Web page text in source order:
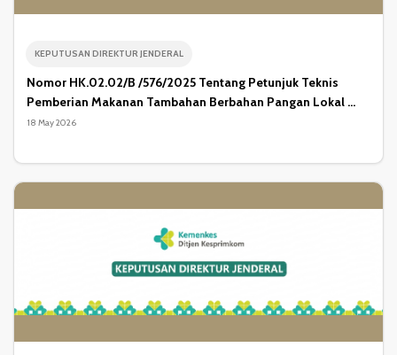
KEPUTUSAN DIREKTUR JENDERAL
Nomor HK.02.02/B /576/2025 Tentang Petunjuk Teknis
Pemberian Makanan Tambahan Berbahan Pangan Lokal ...
18 May 2026